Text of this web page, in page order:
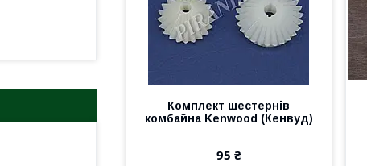
Комплект шестернів
комбайна Kenwood (Кенвуд)
95 ₴